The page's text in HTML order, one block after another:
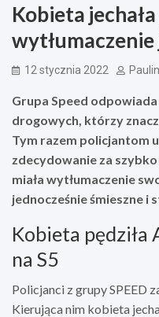
Kobieta
12 stycznia 2022
Grupa Speed
drogowych, którzy
Tym razem policjantom
zdecydowanie za
miała wytłumaczenie
jednocześnie śmieszne i
Kobieta
na S5
Policjanci z grupy SPEED
Kierująca nim kobieta